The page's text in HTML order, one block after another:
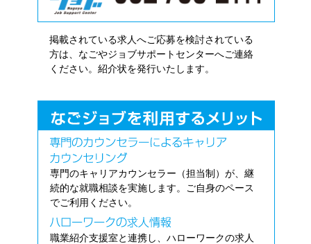
掲載されている求人へご応募を検討されている
方は、なごやジョブサポートセンターへご連絡
ください。紹介状を発行いたします。
専門のキャリアカウンセラー（担当制）が、継
続的な就職相談を実施します。ご自身のペース
でご利用ください。
職業紹介支援室と連携し、ハローワークの求人